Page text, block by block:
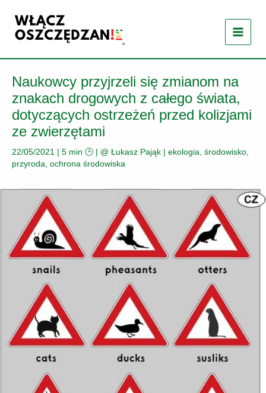
treści
Naukowcy przyjrzeli się zmianom na
znakach drogowych z całego świata,
dotyczących ostrzeżeń przed kolizjami
ze zwierzętami
22/05/2021 | 5 min 🕒 | @ Łukasz Pająk | ekologia, środowisko,
przyroda ochrona środowiska